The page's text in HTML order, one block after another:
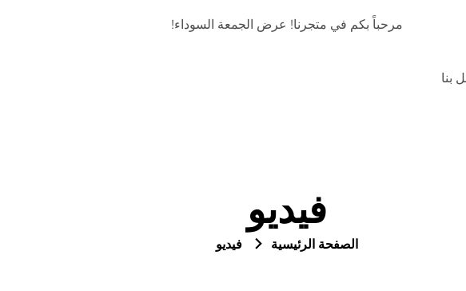
مرحباً بكم في متجرنا! عرض الجمعة السوداء!
بنا
فيديو
الصفحة الرئيسية فيديو